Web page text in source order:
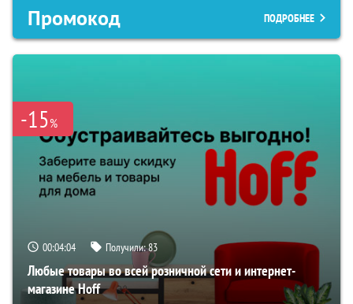
Промокод ПОДРОБНЕЕ
-15%
00:04:04 Получили:83
Любые товары во всей розничной сети и интернет-
магазине Hoff